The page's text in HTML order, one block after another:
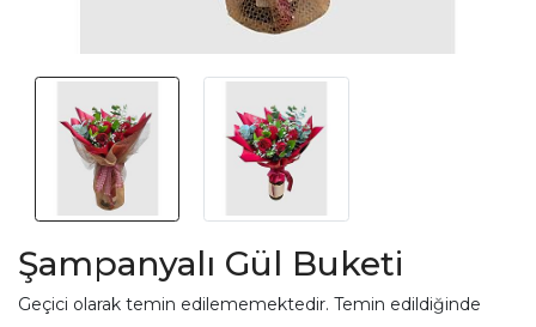
Şampanyalı Gül Buketi
Geçici olarak temin edilememektedir. Temin edildiğinde